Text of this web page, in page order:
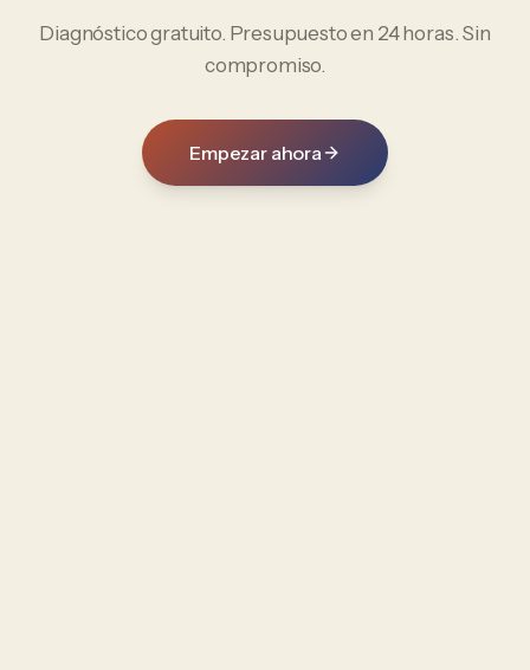
Diagnóstico gratuito. Presupuesto en 24 horas. Sin
compromiso.
Empezar ahora